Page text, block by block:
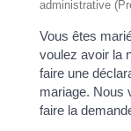
administrative
Vous êtes
voulez avoir la
faire une
mariage. Nous
faire la